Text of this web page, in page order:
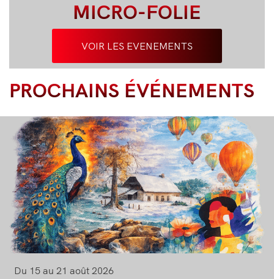
MICRO-FOLIE
VOIR LES EVENEMENTS
PROCHAINS ÉVÉNEMENTS
Image